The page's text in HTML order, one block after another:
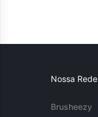
Nossa Rede
Brusheezy